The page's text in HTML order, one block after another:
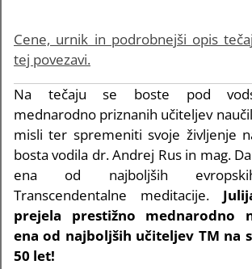
Cene, urnik in podrobnejši opis
tej povezavi.
Na tečaju se boste pod
mednarodno priznanih učiteljev
misli ter spremeniti svoje življenje
bosta vodila dr. Andrej Rus in mag.
ena od najboljših
Transcendentalne meditacije.
prejela prestižno mednarodno
ena od najboljših učiteljev TM na
50 let!